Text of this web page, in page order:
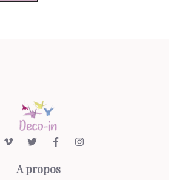
A propos